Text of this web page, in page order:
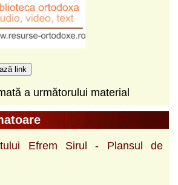
link
a următorului material
Efrem Sirul - Plansul de